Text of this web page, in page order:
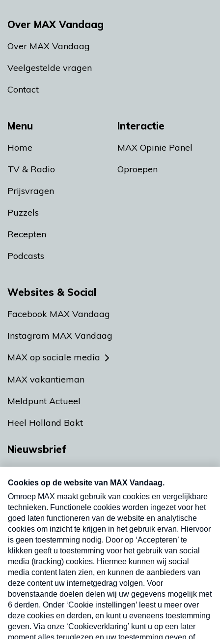
Menu
Home
TV & Radio
Prijsvragen
Puzzels
Recepten
Podcasts
Interactie
MAX Opinie Panel
Oproepen
Over MAX Vandaag
Over MAX Vandaag
Veelgestelde vragen
Contact
Websites & Social
Facebook MAX Vandaag
Instagram MAX Vandaag
MAX op sociale media
MAX vakantieman
Meldpunt Actueel
Heel Holland Bakt
Nieuwsbrief
nieuwsbrief. Elke vrijdag- en dinsdagochtend in
uw mailbox.
Verzend
Nieuwsbrief
Neem hier een gratis abonnement op onze